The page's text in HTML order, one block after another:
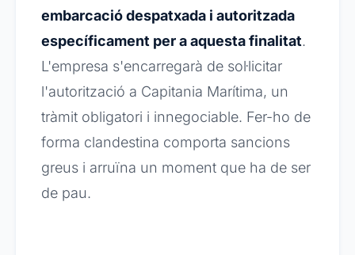
embarcació despatxada i autoritzada
específicament per a aquesta finalitat.
L'empresa s'encarregarà de sol·licitar
l'autorització a Capitania Marítima, un
tràmit obligatori i innegociable. Fer-ho de
forma clandestina comporta sancions
greus i arruïna un moment que ha de ser
de pau.